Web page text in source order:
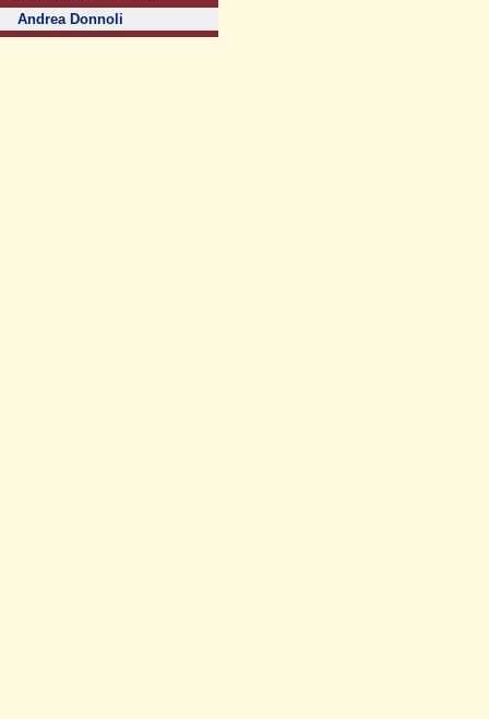
Andrea Donnoli